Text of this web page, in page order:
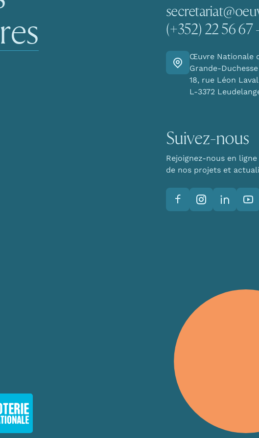
uses cookies
to personalise content and ads, to provide social media features and
share information about your use of our site with our social media,
(+352) 22 56 67
Y aller
Œuvre Nationale
Grande-
18, rue Léon Laval
L-3372
Suivez-nous
Rejoignez-nous en
de nos projets et
FacebookInstagramLinkedIn